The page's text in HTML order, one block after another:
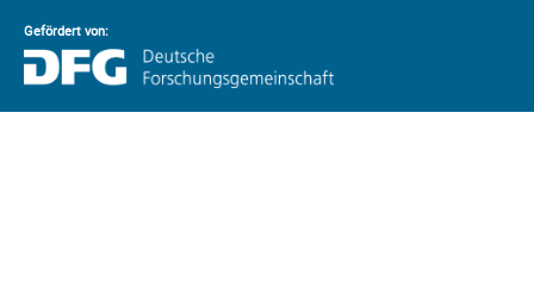
Gefördert von: